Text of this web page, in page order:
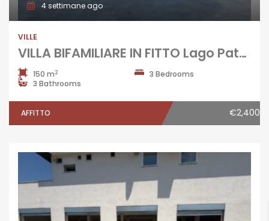
4 settimane ago
VILLE
VILLA BIFAMILIARE IN FITTO Lago Patria
150 m2
3 Bedrooms
3 Bathrooms
AFFITTO €2,400